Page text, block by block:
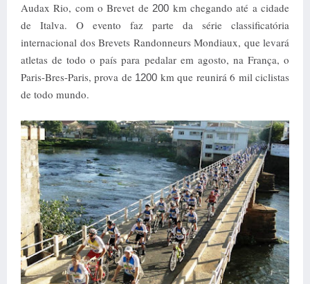
Audax Rio, com o Brevet de200 km chegando até a cidade
de Italva. O evento faz parte da série classificatória
internacional dos Brevets Randonneurs Mondiaux, que levará
atletas de todo o país para pedalar em agosto, na França, o
Paris-Bres-Paris, prova de 1200 km que reunirá 6 mil ciclistas
de todo mundo.